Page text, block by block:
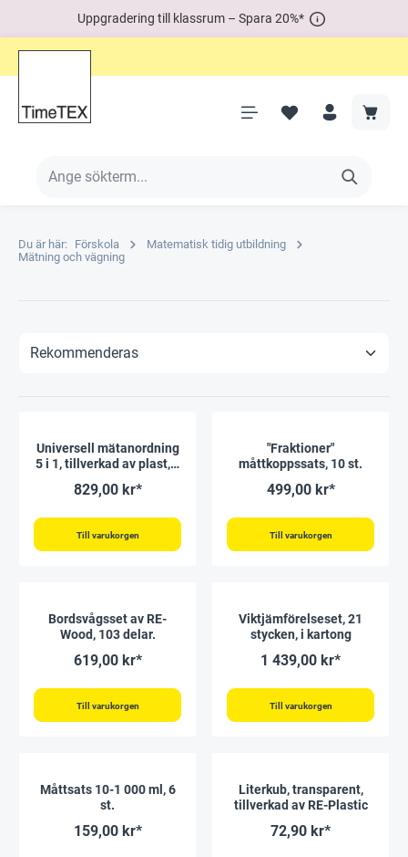
Uppgradering till klassrum – Spara 20%*
Du är här: Förskola
Matematisk tidig utbildning
Mätning och vägning
Universell mätanordning
5 i 1, tillverkad av plast, 7
829,00 kr*
Till varukorgen
"Fraktioner"
måttkoppssats, 10 st.
499,00 kr*
Till varukorgen
Bordsvågsset av RE-
Wood, 103 delar.
619,00 kr*
Till varukorgen
Viktjämförelseset, 21
stycken, i kartong
1 439,00 kr*
Till varukorgen
Måttsats 10-1 000 ml, 6
st.
159,00 kr*
Literkub, transparent,
tillverkad av RE-Plastic
72,90 kr*